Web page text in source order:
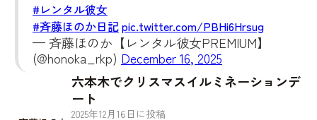
#レンタル彼女
#斉藤ほのか日記pic.twitter.com/PBHi6Hrsug
— 斉藤ほのか【レンタル彼女PREMIUM】
(@honoka_rkp) December 16, 2025
六本木でクリスマスイルミネーションデ
ート
2025年12月 16 日に投稿